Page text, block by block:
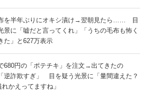
を半年ぶりにオキシ漬け→翌朝見たら…… 目
景に「嘘だと言ってくれ」「うちの毛布も怖く
た」と627万表示
680円の「ポテチキ」を注文→出てきたの
詐欺すぎ」 目を疑う光景に「量間違えた？
かえってますね」